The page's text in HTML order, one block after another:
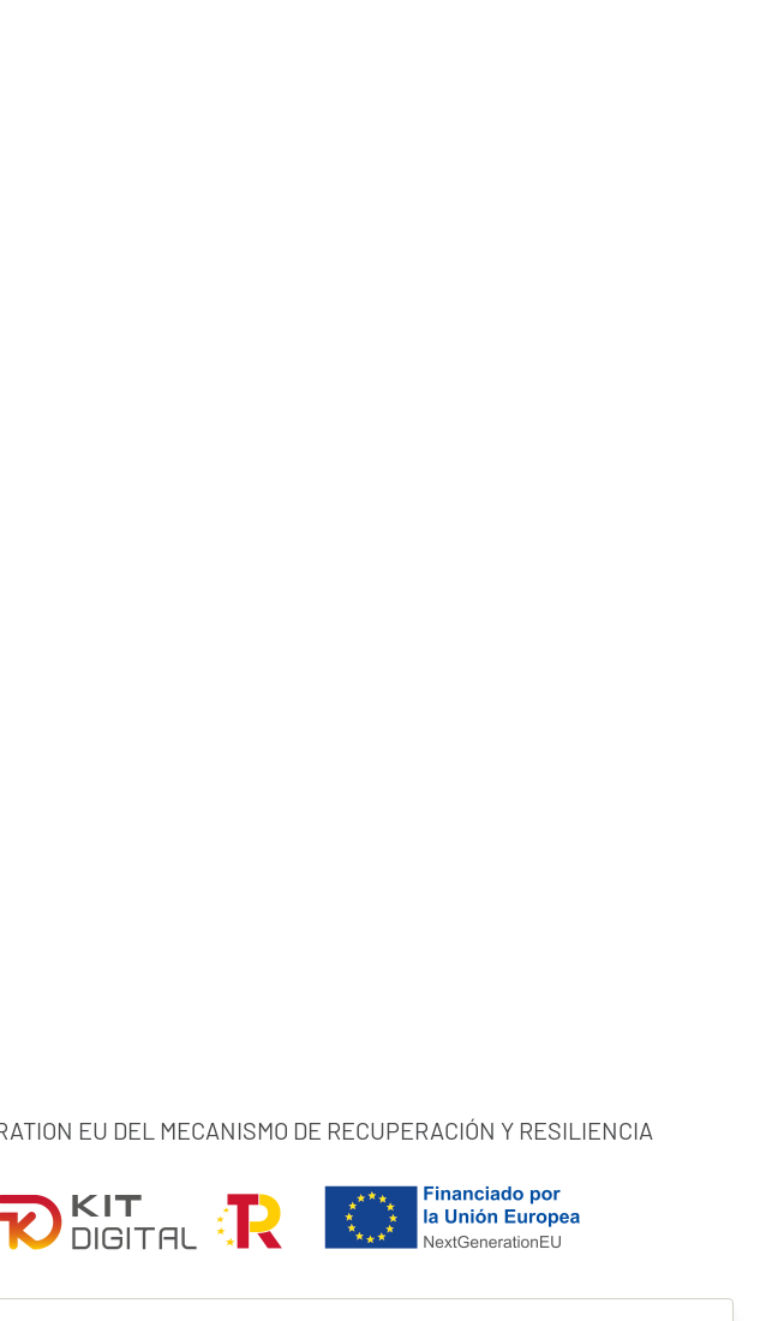
EU DEL MECANISMO DE RECUPERACIÓN Y RESILIENCIA